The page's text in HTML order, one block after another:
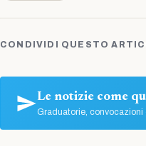
CONDIVIDI QUESTO
Le notizie come
Graduatorie, convocazioni